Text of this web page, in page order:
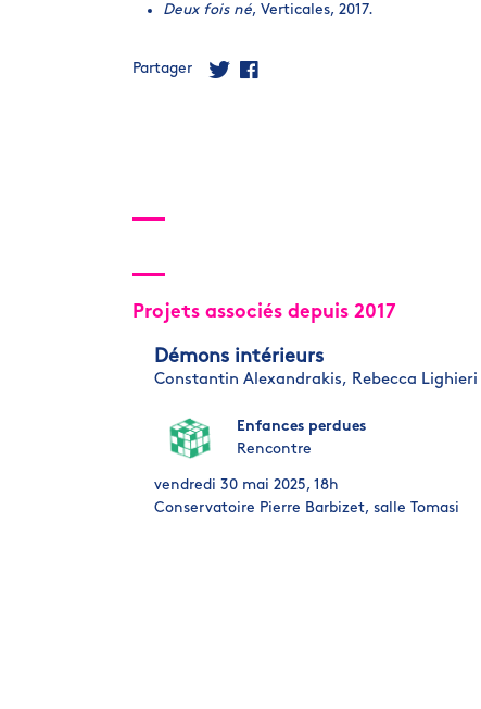
Deux fois né, Verticales, 2017.
Partager
Projets associés depuis 2017
Démons intérieurs
Constantin Alexandrakis, Rebecca Lighieri
Enfances perdues
Rencontre
vendredi 30 mai 2025, 18h
Conservatoire Pierre Barbizet, salle Tomasi